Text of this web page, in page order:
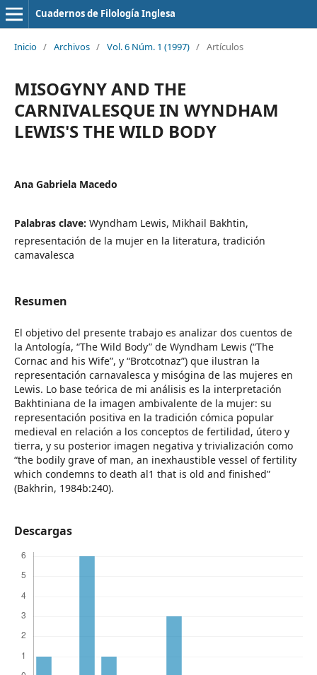
Cuadernos de Filología Inglesa
Inicio / Archivos / Vol. 6 Núm. 1 (1997) / Artículos
MISOGYNY AND THE
CARNIVALESQUE IN WYNDHAM
LEWIS'S THE WILD BODY
Ana Gabriela Macedo
Palabras clave: Wyndham Lewis, Mikhail Bakhtin,
representación de la mujer en la literatura, tradición
camavalesca
Resumen
El objetivo del presente trabajo es analizar dos cuentos de
la Antología, “The Wild Body” de Wyndham Lewis (“The
Cornac and his Wife”, y “Brotcotnaz”) que ilustran la
representación carnavalesca y misógina de las mujeres en
Lewis. Lo base teórica de mi análisis es la interpretación
Bakhtiniana de la imagen ambivalente de la mujer: su
representación positiva en la tradición cómica popular
medieval en relación a los conceptos de fertilidad, útero y
tierra, y su posterior imagen negativa y trivialización como
“the bodily grave of man, an inexhaustible vessel of fertility
which condemns to death al1 that is old and finished”
(Bakhrin, 1984b:240).
Descargas